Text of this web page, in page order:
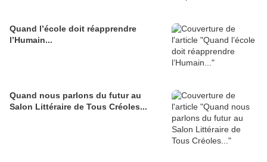
Quand l’école doit réapprendre
l’Humain...
Quand nous parlons du futur au
Salon Littéraire de Tous Créoles...